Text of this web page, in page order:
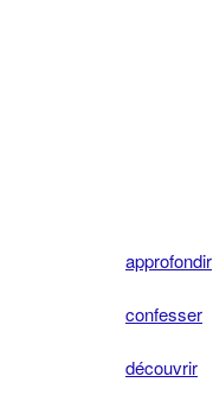
approfondir
confesser
découvrir